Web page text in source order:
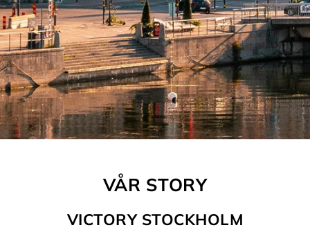
VÅR STORY
VICTORY STOCKHOLM